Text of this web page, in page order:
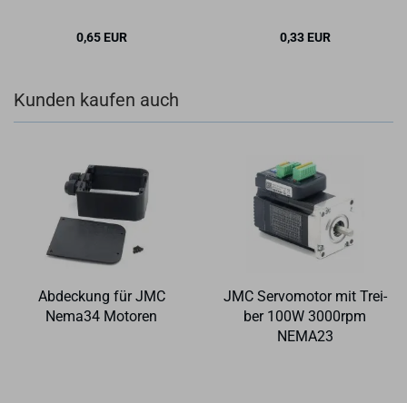
0,65 EUR 0,33 EUR
Kunden kaufen auch
Ab­de­ckung für JMC
Nema34 Mo­to­ren
JMC Ser­vo­mo­tor mit Trei­
ber 100W 3000rpm
NEMA23